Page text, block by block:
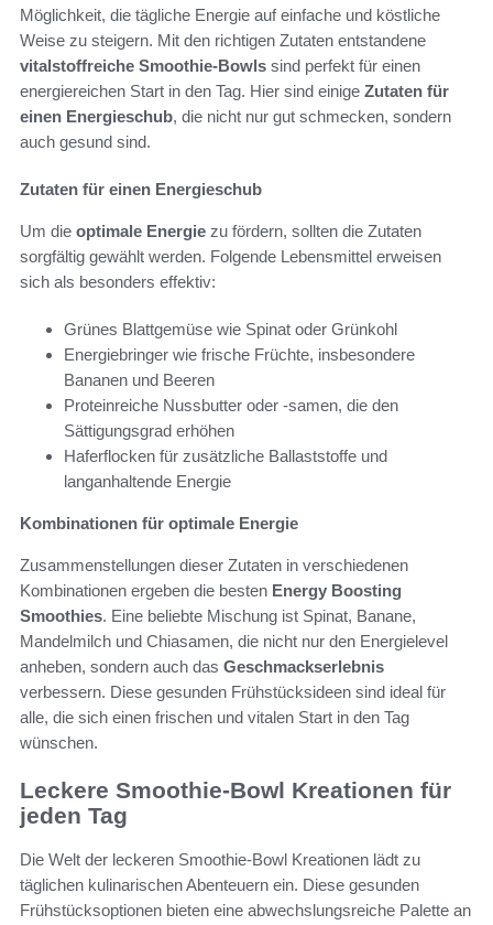
Möglichkeit, die tägliche Energie auf einfache und köstliche
Weise zu steigern. Mit den richtigen Zutaten entstandene
vitalstoffreiche Smoothie-Bowls sind perfekt für einen
energiereichen Start in den Tag. Hier sind einige Zutaten für
einen Energieschub, die nicht nur gut schmecken, sondern
auch gesund sind.
Zutaten für einen Energieschub
Um die optimale Energie zu fördern, sollten die Zutaten
sorgfältig gewählt werden. Folgende Lebensmittel erweisen
sich als besonders effektiv:
Grünes Blattgemüse wie Spinat oder Grünkohl
Energiebringer wie frische Früchte, insbesondere
Bananen und Beeren
Proteinreiche Nussbutter oder -samen, die den
Sättigungsgrad erhöhen
Haferflocken für zusätzliche Ballaststoffe und
langanhaltende Energie
Kombinationen für optimale Energie
Zusammenstellungen dieser Zutaten in verschiedenen
Kombinationen ergeben die besten Energy Boosting
Smoothies. Eine beliebte Mischung ist Spinat, Banane,
Mandelmilch und Chiasamen, die nicht nur den Energielevel
anheben, sondern auch das Geschmackserlebnis
verbessern. Diese gesunden Frühstücksideen sind ideal für
alle, die sich einen frischen und vitalen Start in den Tag
wünschen.
Leckere Smoothie-Bowl Kreationen für
jeden Tag
Die Welt der leckeren Smoothie-Bowl Kreationen lädt zu
täglichen kulinarischen Abenteuern ein. Diese gesunden
Frühstücksoptionen bieten eine abwechslungsreiche Palette an